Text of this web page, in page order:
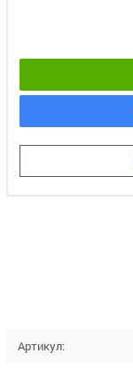
Артикул: